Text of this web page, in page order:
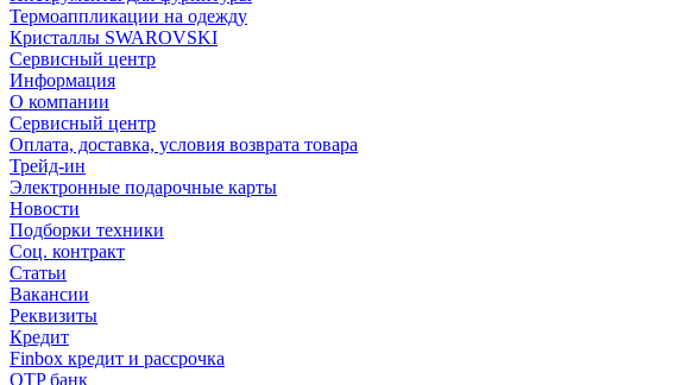
Термоаппликации на одежду
Кристаллы SWAROVSKI
Сервисный центр
Информация
О компании
Сервисный центр
Оплата, доставка, условия возврата товара
Трейд-ин
Электронные подарочные карты
Новости
Подборки техники
Соц. контракт
Статьи
Вакансии
Реквизиты
Кредит
Finbox кредит и рассрочка
OTP банк